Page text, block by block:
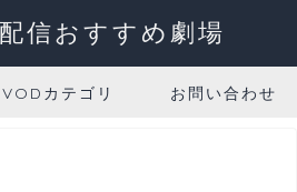
信おすすめ劇場
VODカテゴリ お問い合わせ